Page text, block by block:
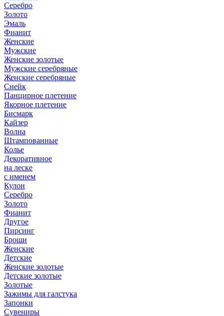
Серебро
Золото
Эмаль
Фианит
Женские
Мужские
Женские золотые
Мужские серебряные
Женские серебряные
Снейк
Панцирное плетение
Якорное плетение
Бисмарк
Кайзер
Волна
Штампованные
Колье
Декоративное
на леске
с именем
Кулон
Серебро
Золото
Фианит
Другое
Пирсинг
Броши
Женские
Детские
Женские золотые
Детские золотые
Золотые
Зажимы для галстука
Запонки
Сувениры